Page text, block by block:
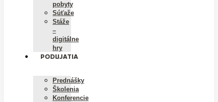
pobyty
Súťaže
Stáže
–
digitálne
hry
PODUJATIA
Prednášky
Školenia
Konferencie